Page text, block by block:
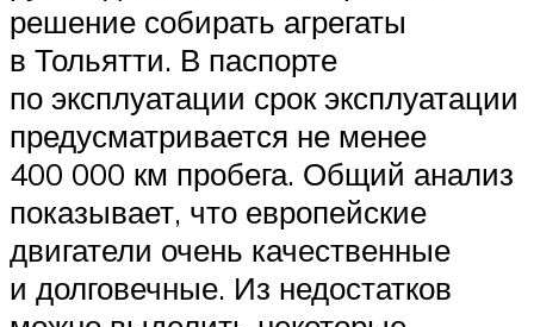
решение собирать агрегаты
в Тольятти. В паспорте
по эксплуатации срок эксплуатации
предусматривается не менее
400 000 км пробега. Общий анализ
показывает, что европейские
двигатели очень качественные
и долговечные. Из недостатков